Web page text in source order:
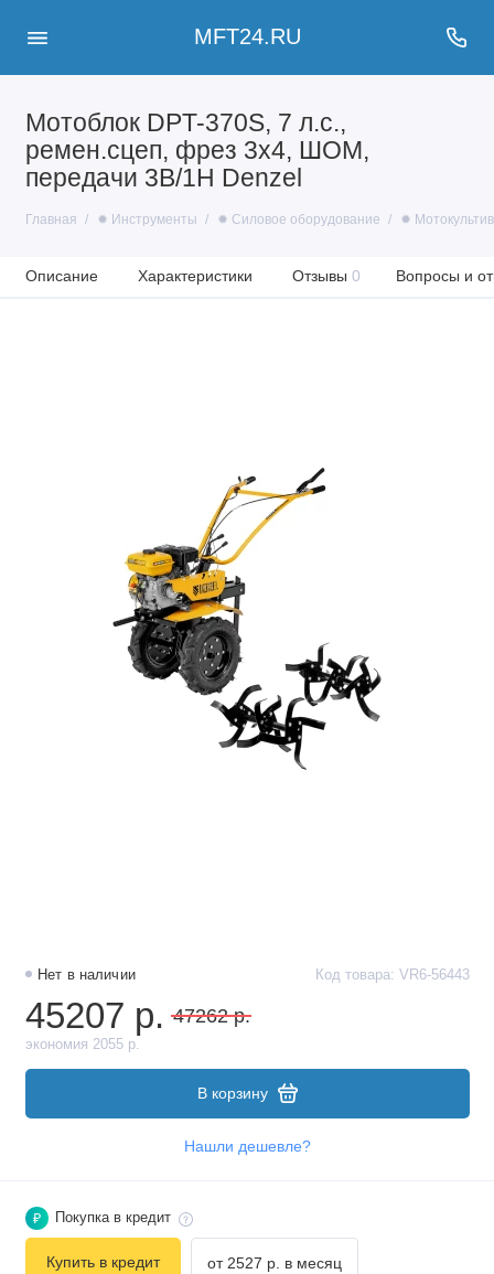
MFT24.RU
Мотоблок DPT-370S, 7 л.с.,
ремен.сцеп, фрез 3х4, ШОМ,
передачи 3В/1Н Denzel
Главная ✹ Инструменты ✹ Силовое оборудование ✹
Описание Характеристики Отзывы 0 Вопросы и
Нет в наличии Код товара: VR6-56443
45207 р. 47262 р.
экономия 2055 р.
В корзину
Нашли дешевле?
₽ Покупка в кредит
Купить в кредит от 2527 р. в месяц